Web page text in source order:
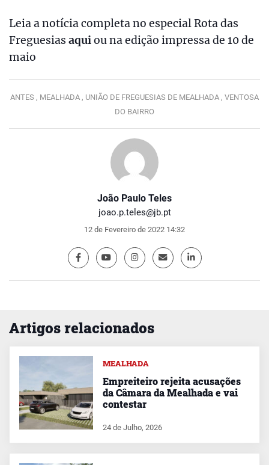
João Paulo Teles
joao.p.teles@jb.pt
12 de Fevereiro de 2022 14:32
Leia a notícia completa no especial Rota das
Freguesias aquiou na edição impressa de 10 de
maio
ANTES , MEALHADA , UNIÃO DE FREGUESIAS DE MEALHADA , VENTOSA
DO BAIRRO
Artigos relacionados
MEALHADA
Empreiteiro rejeita acusações
da Câmara da Mealhada e vai
contestar
24 de Julho, 2026